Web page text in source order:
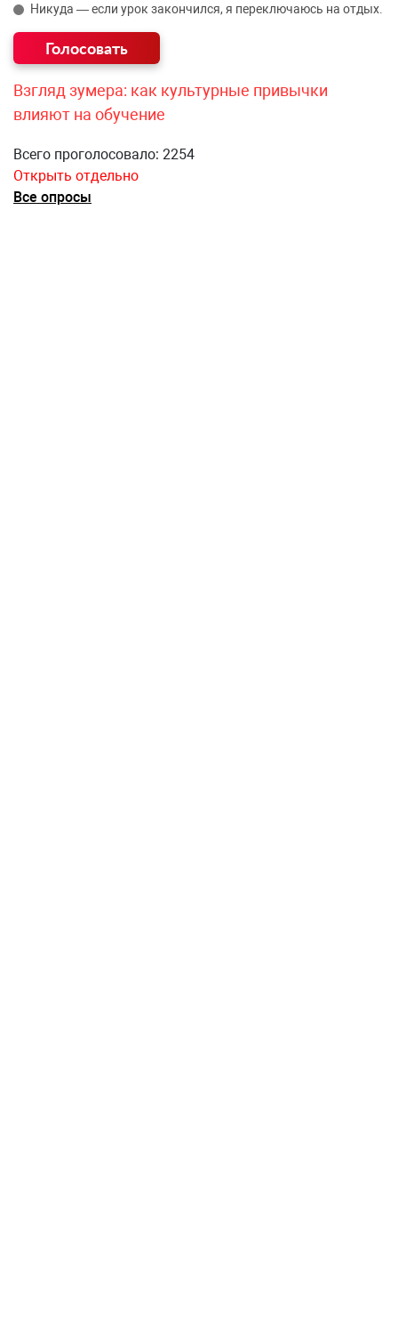
Никуда — если урок закончился, я переключаюсь на отдых.
Взгляд зумера: как культурные привычки
влияют на обучение
Всего проголосовало: 2254
Открыть отдельно
Все опросы